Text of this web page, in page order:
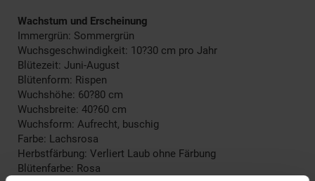
Wachstum und Erscheinung
Immergrün: Sommergrün
Wuchsgeschwindigkeit: 10?30 cm pro Jahr
Blütezeit: Juni-August
Blütenform: Rispen
Wuchshöhe: 60?80 cm
Wuchsbreite: 40?60 cm
Wuchsform: Aufrecht, buschig
Farbe: Lachsrosa
Herbstfärbung: Verliert Laub ohne Färbung
Blütenfarbe: Rosa